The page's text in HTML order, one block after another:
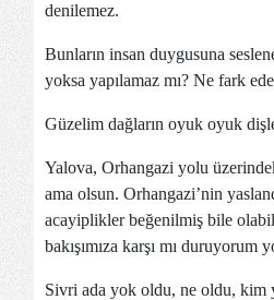
denilemez.
Bunların insan duygusuna
yoksa yapılamaz mı? Ne fark
Güzelim dağların oyuk oyuk
Yalova, Orhangazi yolu
ama olsun. Orhangazi’nin
acayiplikler beğenilmiş bile
bakışımıza karşı mı duruyorum
Sivri ada yok oldu, ne oldu, kim